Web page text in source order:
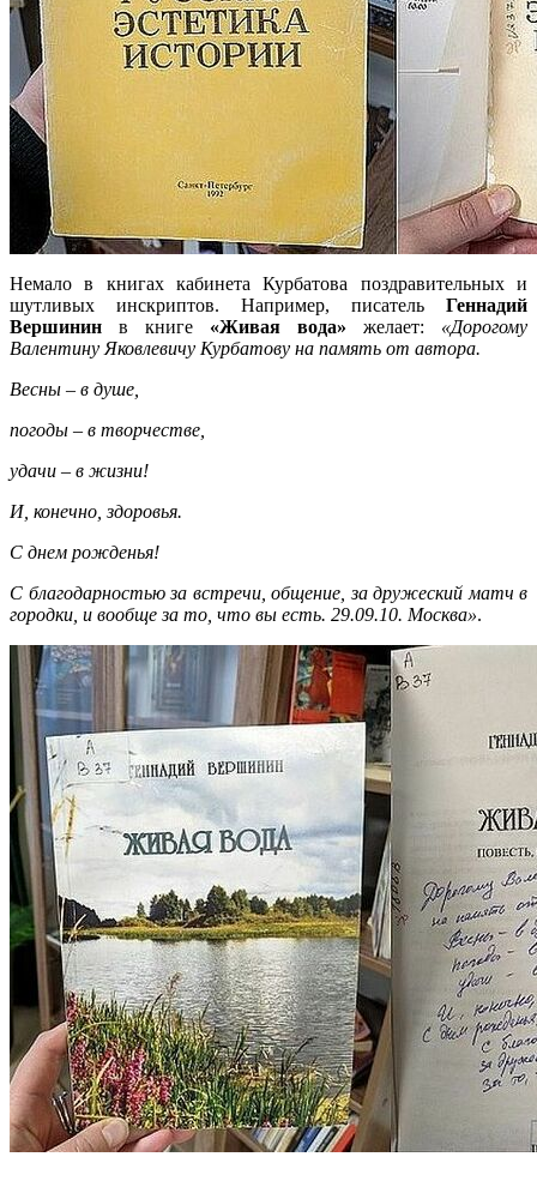
Немало в книгах кабинета Курбатова поздравительных и
шутливых инскриптов. Например, писатель Геннадий
Вершинин в книге «Живая вода» желает: «Дорогому
Валентину Яковлевичу Курбатову на память от автора.
Весны – в душе,
погоды – в творчестве,
удачи – в жизни!
И, конечно, здоровья.
С днем рожденья!
С благодарностью за встречи, общение, за дружеский матч в
городки, и вообще за то, что вы есть. 29.09.10. Москва».